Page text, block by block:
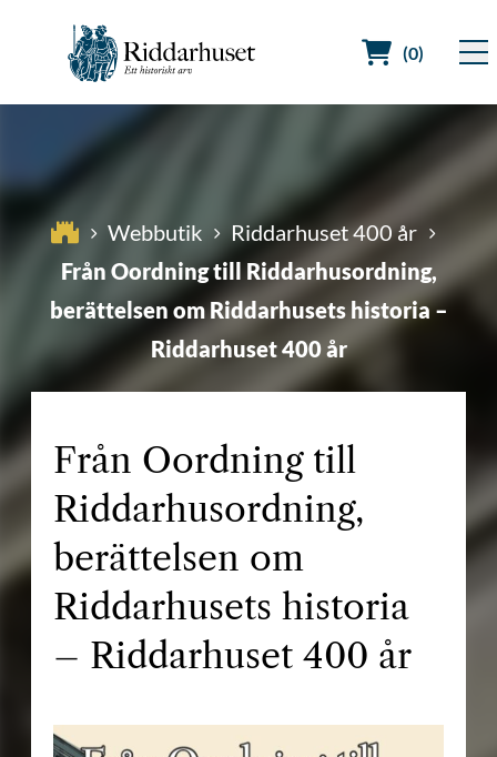
(0)
Webbutik
Riddarhuset 400 år
Från Oordning till Riddarhusordning,
berättelsen om Riddarhusets historia –
Riddarhuset 400 år
Från Oordning till
Riddarhusordning,
berättelsen om
Riddarhusets historia
– Riddarhuset 400 år